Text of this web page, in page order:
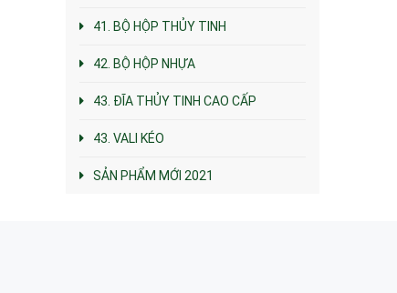
41. BỘ HỘP THỦY TINH
42. BỘ HỘP NHỰA
43. ĐĨA THỦY TINH CAO CẤP
43. VALI KÉO
SẢN PHẨM MỚI 2021